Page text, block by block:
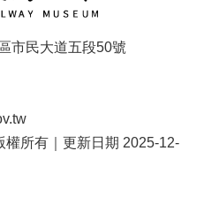
市民大道五段50號
所有｜更新日期 2025-12-